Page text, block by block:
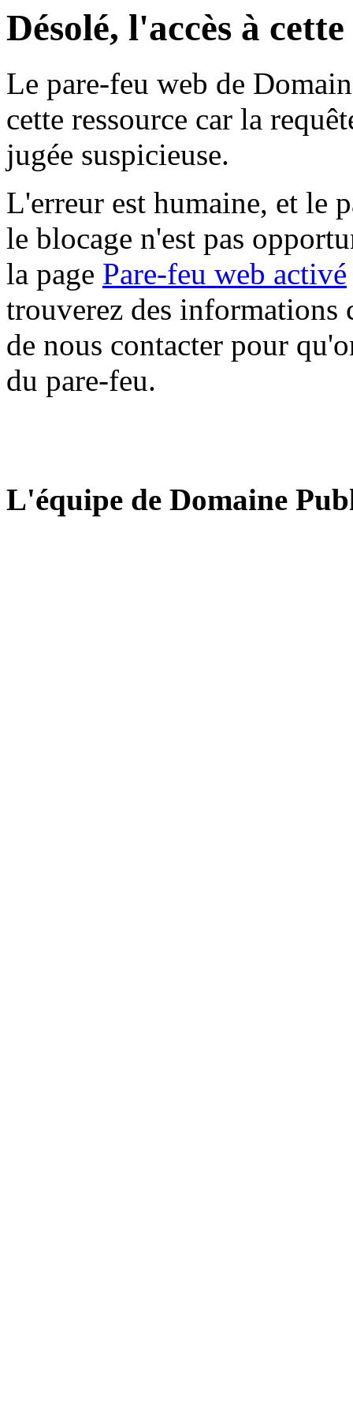
Désolé, l'accès à
Le pare-feu web de
cette ressource car la
jugée suspicieuse.
L'erreur est humaine, et le
le blocage n'est pas
la page Pare-feu web activé
trouverez des informations
de nous contacter pour
du pare-feu.
L'équipe de Domaine